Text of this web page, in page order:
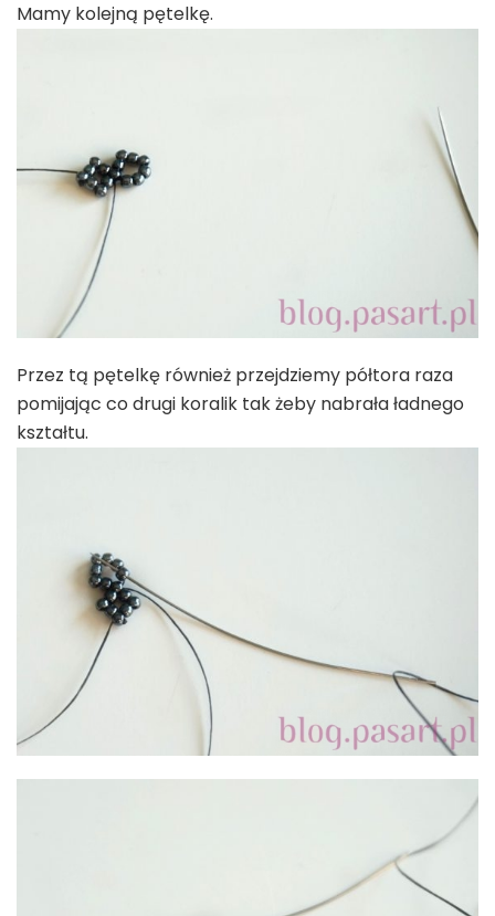
Mamy kolejną pętelkę.
Przez tą pętelkę również przejdziemy półtora raza
pomijając co drugi koralik tak żeby nabrała ładnego
kształtu.